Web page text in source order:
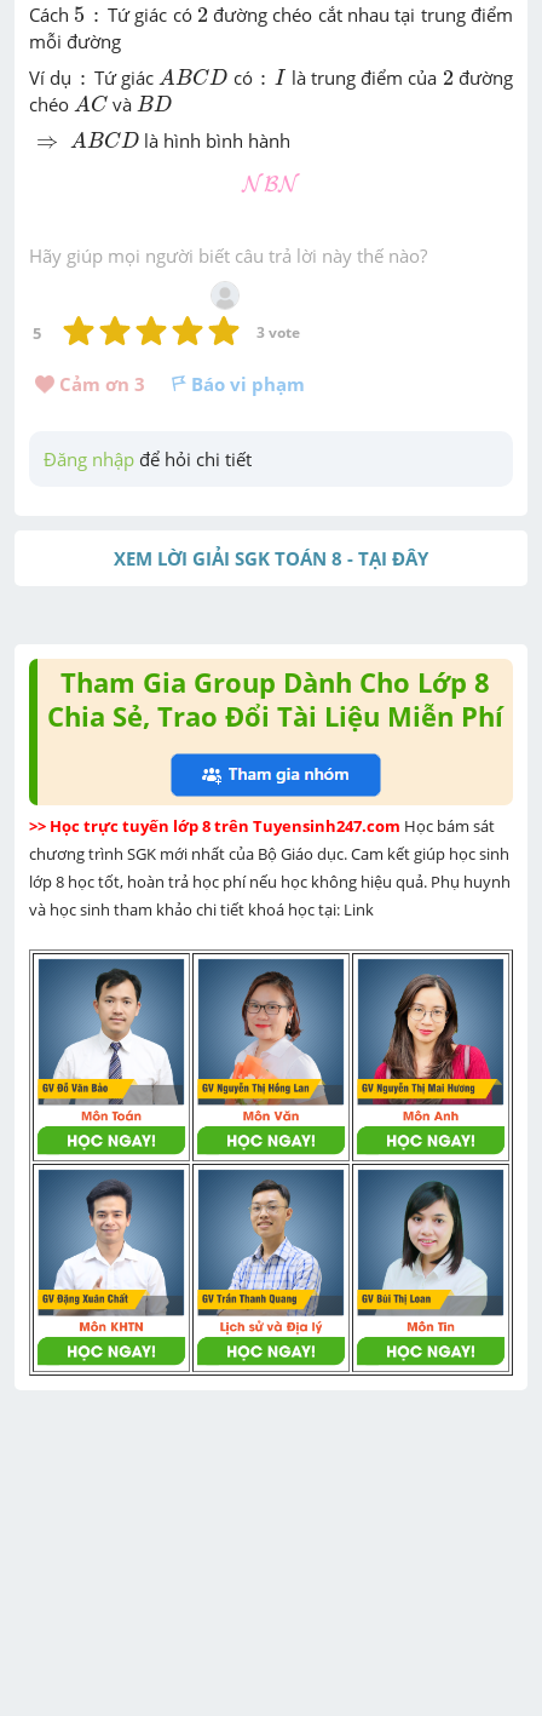
Cách 5
5 :
: Tứ giác có 2
2đường chéo cắt nhau tại trung điểm
mỗi đường
Ví dụ :
: Tứ giác ABCD
A BCD có :
: I
I là trung điểm của 2
2đường
chéo AC
AC và BD
BD
⇒
⇒ ABCD
A BCD là hình bình hành
N BN
NBN
Hãy giúp mọi người biết câu trả lời này thế nào?
5 3 vote
Cảm ơn 3 Báo vi phạm
Đăng nhập để hỏi chi tiết
XEM LỜI GIẢI SGK TOÁN 8 - TẠI ĐÂY
Tham Gia Group Dành Cho Lớp 8
Chia Sẻ, Trao Đổi Tài Liệu Miễn Phí
>> Học trực tuyến lớp 8 trên Tuyensinh247.com Học bám sát
chương trình SGK mới nhất của Bộ Giáo dục. Cam kết giúp học sinh
lớp 8 học tốt, hoàn trả học phí nếu học không hiệu quả. Phụ huynh
và học sinh tham khảo chi tiết khoá học tại: Link